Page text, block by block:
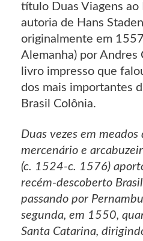
título Duas Viagens ao
autoria de Hans
originalmente em
Alemanha) por Andres
livro impresso que
dos mais importantes
Brasil Colônia.
Duas vezes em meados
mercenário e
(c. 1524-c. 1576)
recém-descoberto
passando por
segunda, em 1550,
Santa Catarina,